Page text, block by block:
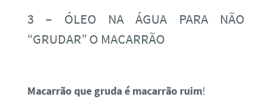
3 – ÓLEO NA ÁGUA PARA NÃO
“GRUDAR” O MACARRÃO
Macarrão que gruda é macarrão ruim!